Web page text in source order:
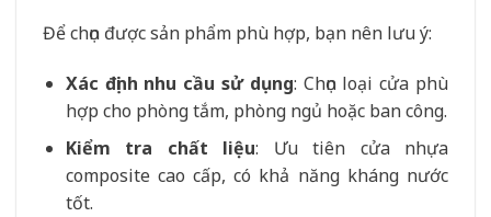
Để chọn được sản phẩm phù hợp, bạn nên lưu ý:
Xác định nhu cầu sử dụng: Chọn loại cửa phù
hợp cho phòng tắm, phòng ngủ hoặc ban công.
Kiểm tra chất liệu: Ưu tiên cửa nhựa
composite cao cấp, có khả năng kháng nước
tốt.